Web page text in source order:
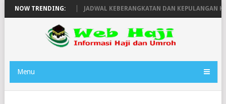
NOW TRENDING:
TAHUN 1446H JADWAL KEBERANGKATAN DAN KEPULANGAN
Menu